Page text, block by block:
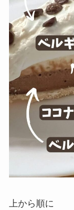
上から順に